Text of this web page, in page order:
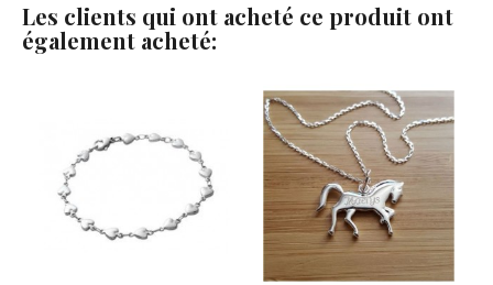
Les clients qui ont acheté ce produit ont
également acheté: